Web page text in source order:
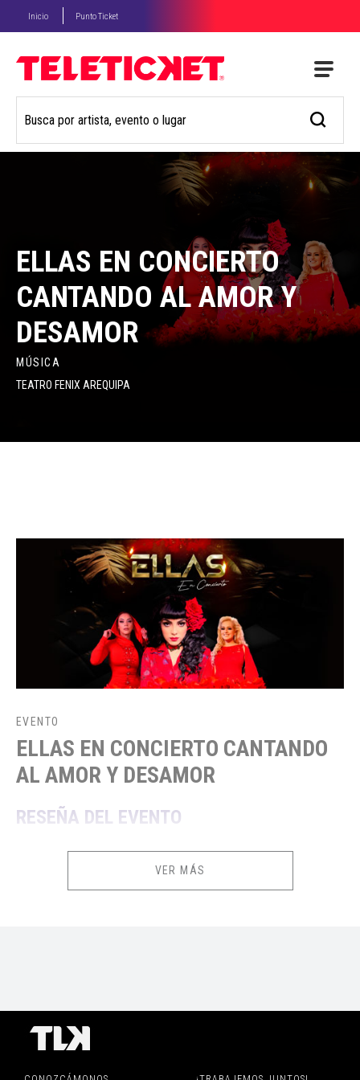
Inicio Punto Ticket
ELLAS EN CONCIERTO
CANTANDO AL AMOR Y
DESAMOR
MÚSICA
TEATRO FENIX AREQUIPA
EVENTO
ELLAS EN CONCIERTO CANTANDO
AL AMOR Y DESAMOR
RESEÑA DEL EVENTO
Llegan por primera vez a AREQUIPA las mejores voces del amor y
VER MÁS